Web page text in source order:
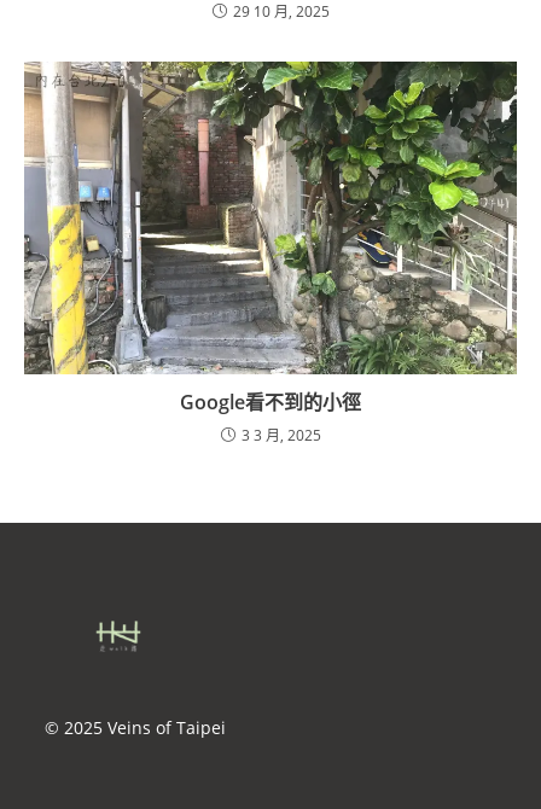
29 10 月, 2025
Google看不到的小徑
3 3 月, 2025
© 2025 Veins of Taipei